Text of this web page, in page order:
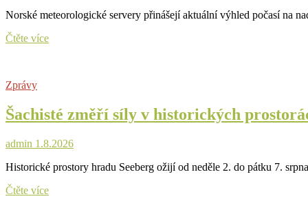
Norské meteorologické servery přinášejí aktuální výhled počasí na
Čtěte víceTeploty
tropický
start
občasnými
přeháňkami
Zprávy
Šachisté změří síly v historických
admin 1.8.2026
Historické prostory hradu Seeberg ožijí od neděle 2. do pátku 7.
Čtěte víceŠachisté